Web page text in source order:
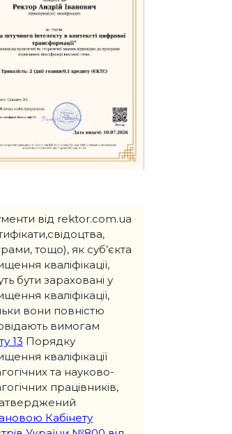
від rektor.com.ua
тощо), як суб’єкта
кваліфікації,
бути зараховані у
кваліфікації,
вони повністю
вимогам
13 Порядку
кваліфікації
та науково-
працівників,
Кабінету